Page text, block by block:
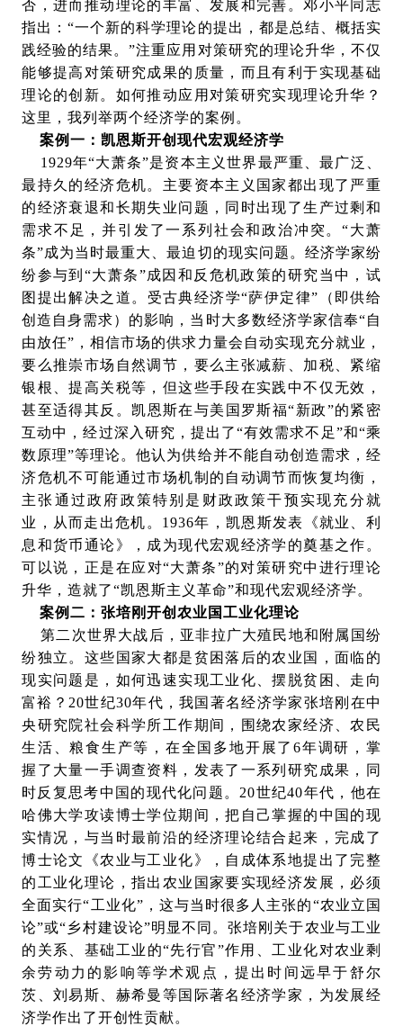
否，进而推动理论的丰富、发展和完善。邓小平同志
指出：“一个新的科学理论的提出，都是总结、概括实
践经验的结果。”注重应用对策研究的理论升华，不仅
能够提高对策研究成果的质量，而且有利于实现基础
理论的创新。如何推动应用对策研究实现理论升华？
这里，我列举两个经济学的案例。
案例一：凯恩斯开创现代宏观经济学
1929年“大萧条”是资本主义世界最严重、最广泛、
最持久的经济危机。主要资本主义国家都出现了严重
的经济衰退和长期失业问题，同时出现了生产过剩和
需求不足，并引发了一系列社会和政治冲突。“大萧
条”成为当时最重大、最迫切的现实问题。经济学家纷
纷参与到“大萧条”成因和反危机政策的研究当中，试
图提出解决之道。受古典经济学“萨伊定律”（即供给
创造自身需求）的影响，当时大多数经济学家信奉“自
由放任”，相信市场的供求力量会自动实现充分就业，
要么推崇市场自然调节，要么主张减薪、加税、紧缩
银根、提高关税等，但这些手段在实践中不仅无效，
甚至适得其反。凯恩斯在与美国罗斯福“新政”的紧密
互动中，经过深入研究，提出了“有效需求不足”和“乘
数原理”等理论。他认为供给并不能自动创造需求，经
济危机不可能通过市场机制的自动调节而恢复均衡，
主张通过政府政策特别是财政政策干预实现充分就
业，从而走出危机。1936年，凯恩斯发表《就业、利
息和货币通论》，成为现代宏观经济学的奠基之作。
可以说，正是在应对“大萧条”的对策研究中进行理论
升华，造就了“凯恩斯主义革命”和现代宏观经济学。
案例二：张培刚开创农业国工业化理论
第二次世界大战后，亚非拉广大殖民地和附属国纷
纷独立。这些国家大都是贫困落后的农业国，面临的
现实问题是，如何迅速实现工业化、摆脱贫困、走向
富裕？20世纪30年代，我国著名经济学家张培刚在中
央研究院社会科学所工作期间，围绕农家经济、农民
生活、粮食生产等，在全国多地开展了6年调研，掌
握了大量一手调查资料，发表了一系列研究成果，同
时反复思考中国的现代化问题。20世纪40年代，他在
哈佛大学攻读博士学位期间，把自己掌握的中国的现
实情况，与当时最前沿的经济理论结合起来，完成了
博士论文《农业与工业化》，自成体系地提出了完整
的工业化理论，指出农业国家要实现经济发展，必须
全面实行“工业化”，这与当时很多人主张的“农业立国
论”或“乡村建设论”明显不同。张培刚关于农业与工业
的关系、基础工业的“先行官”作用、工业化对农业剩
余劳动力的影响等学术观点，提出时间远早于舒尔
茨、刘易斯、赫希曼等国际著名经济学家，为发展经
济学作出了开创性贡献。